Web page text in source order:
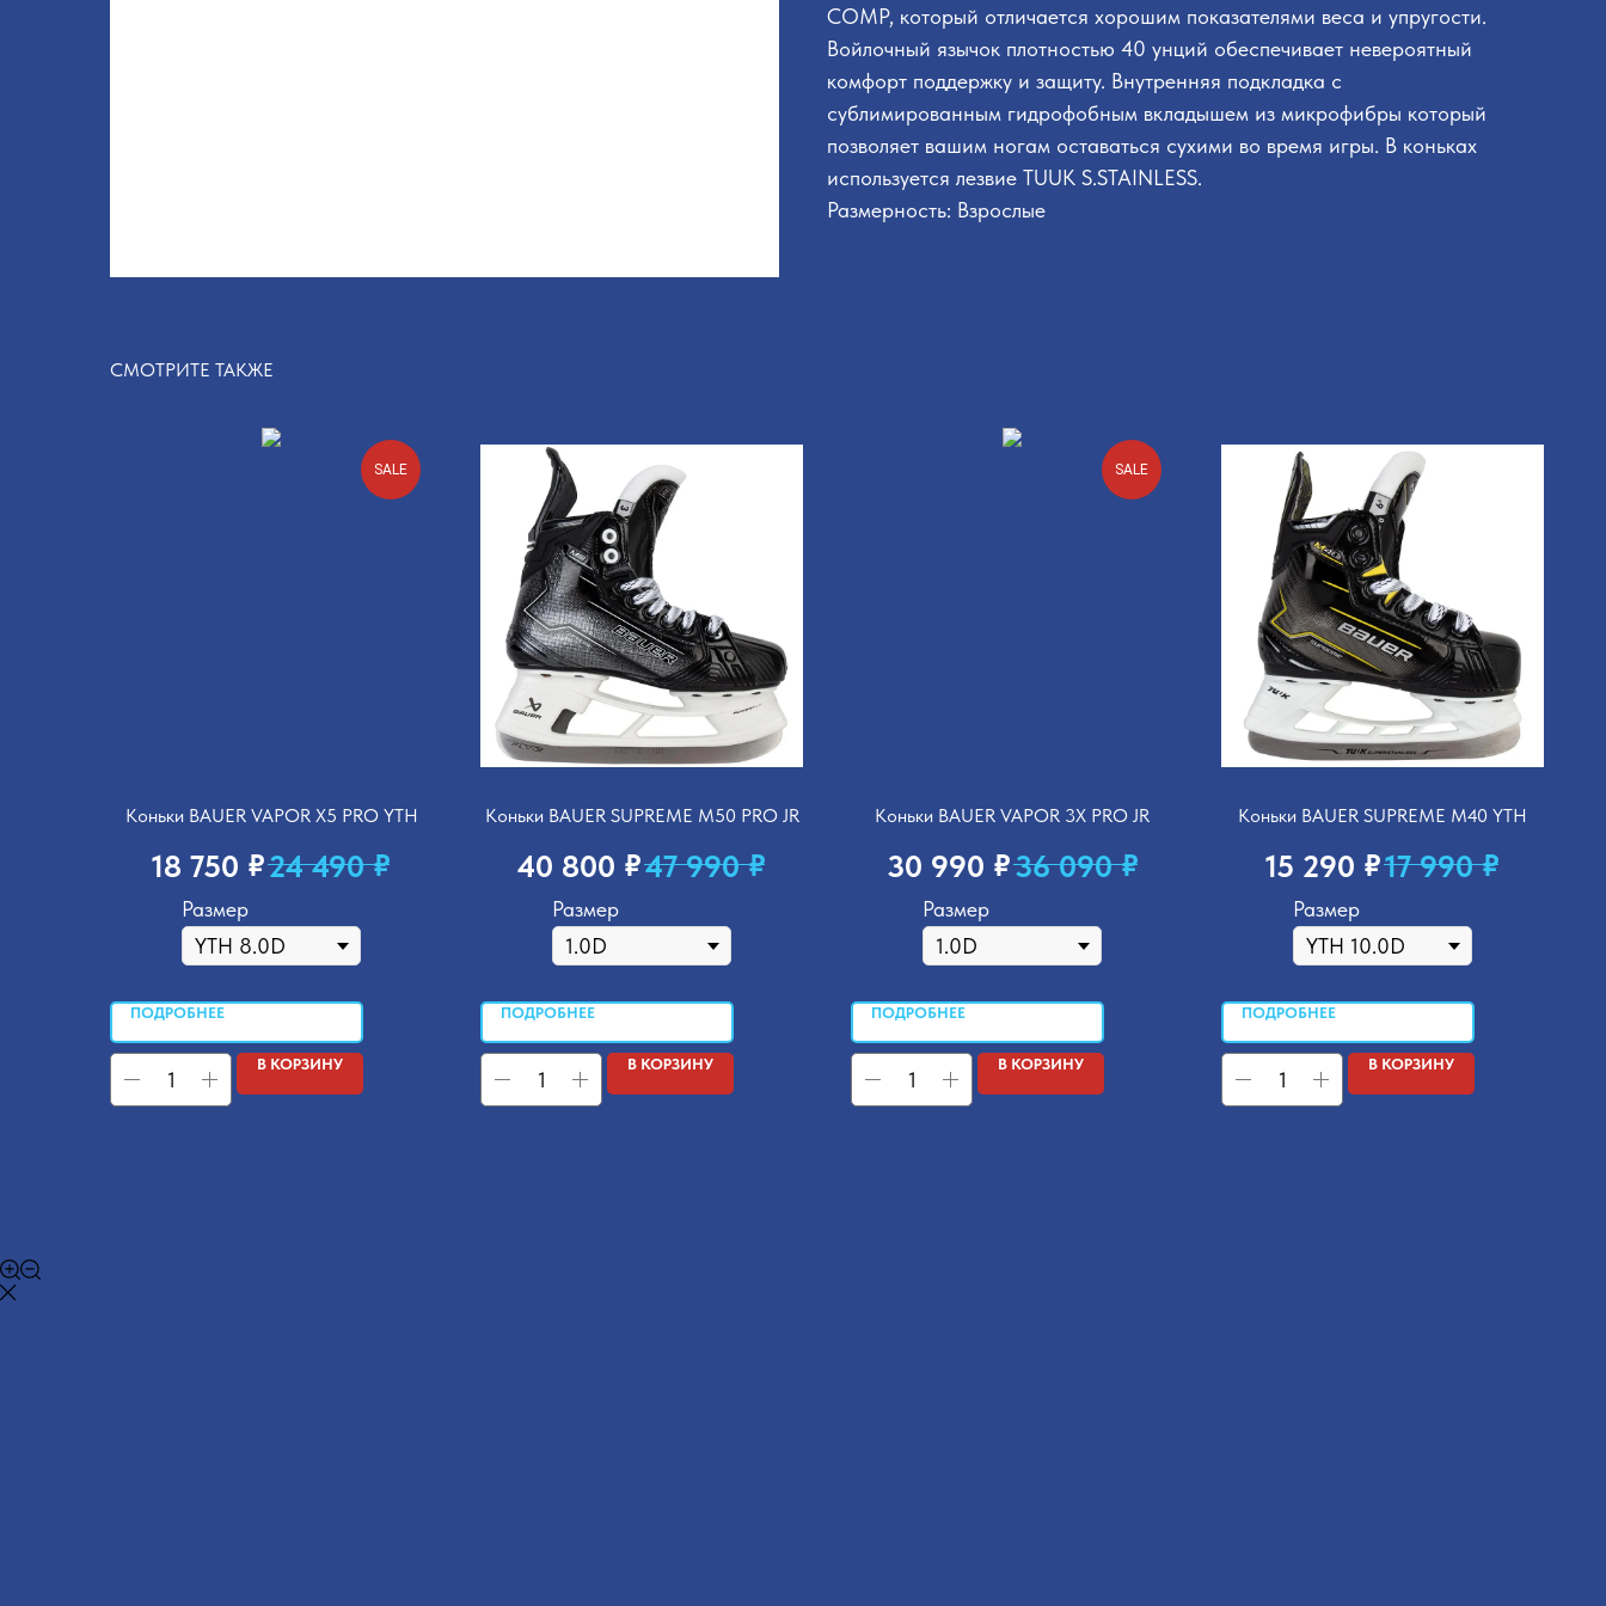
COMP, который отличается хорошим показателями веса и упругости.
Войлочный язычок плотностью 40 унций обеспечивает невероятный
комфорт поддержку и защиту. Внутренняя подкладка с
сублимированным гидрофобным вкладышем из микрофибры который
позволяет вашим ногам оставаться сухими во время игры. В коньках
используется лезвие TUUK S.STAINLESS.
Размерность: Взрослые
СМОТРИТЕ ТАКЖЕ
SALE
Коньки BAUER VAPOR X5 PRO YTH
18 750 ₽24 490 ₽
Размер
ПОДРОБНЕЕ
В КОРЗИНУ
Коньки BAUER SUPREME M50 PRO JR
40 800 ₽47 990 ₽
Размер
ПОДРОБНЕЕ
В КОРЗИНУ
SALE
Коньки BAUER VAPOR 3X PRO JR
30 990 ₽36 090 ₽
Размер
ПОДРОБНЕЕ
В КОРЗИНУ
Коньки BAUER SUPREME M40 YTH
15 290 ₽17 990 ₽
Размер
ПОДРОБНЕЕ
В КОРЗИНУ